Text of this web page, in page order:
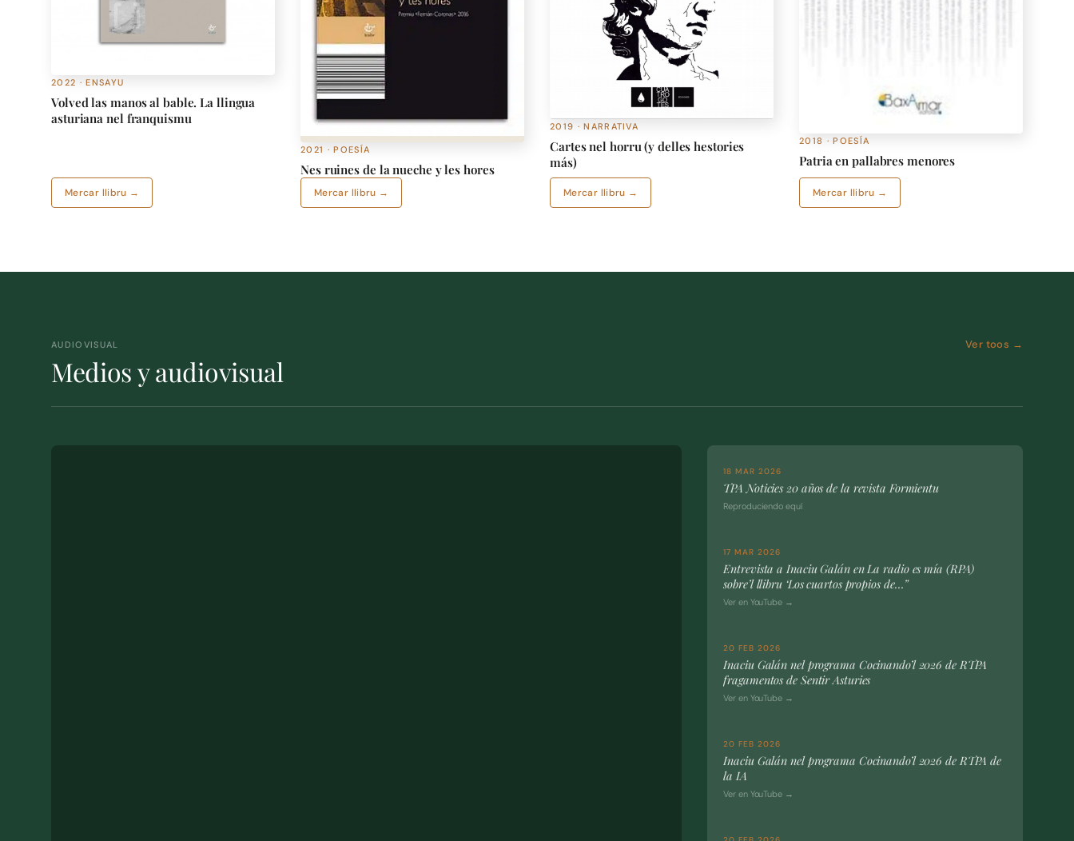
2022 · ENSAYU
Volved las manos al bable. La llingua
asturiana nel franquismu
Mercar llibru →
2021 · POESÍA
Nes ruines de la nueche y les hores
Mercar llibru →
2019 · NARRATIVA
Cartes nel horru (y delles hestories
más)
Mercar llibru →
2018 · POESÍA
Patria en pallabres menores
Mercar llibru →
AUDIOVISUAL
Medios y audiovisual
Ver toos →
18 MAR 2026
TPA Noticies 20 años de la revista Formientu
Reproduciendo equí
17 MAR 2026
Entrevista a Inaciu Galán en La radio es mía (RPA)
sobre’l llibru ‘Los cuartos propios de…”
Ver en YouTube →
20 FEB 2026
Inaciu Galán nel programa Cocinando’l 2026 de RTPA
fragamentos de Sentir Asturies
Ver en YouTube →
20 FEB 2026
Inaciu Galán nel programa Cocinando’l 2026 de RTPA de
la IA
Ver en YouTube →